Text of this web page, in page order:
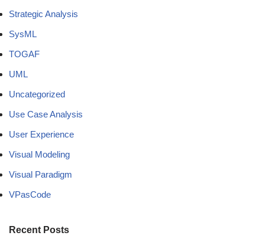
Strategic Analysis
SysML
TOGAF
UML
Uncategorized
Use Case Analysis
User Experience
Visual Modeling
Visual Paradigm
VPasCode
Recent Posts